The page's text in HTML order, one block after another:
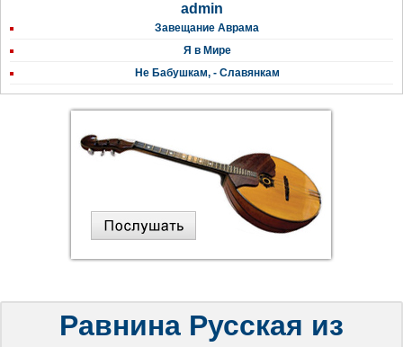
admin
Завещание Аврама
Я в Мире
Не Бабушкам, - Славянкам
Равнина Русская из